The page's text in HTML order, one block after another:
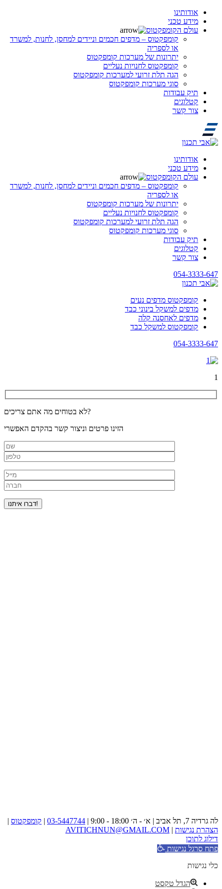
אודותינו
מידע טכני
עולם הקומפקטוס
קומפקטוס – מדפים חכמים וניידים למחסן, לחנות, למשרד
או לספריה
יתרונות של מערכות קומפקטוס
קומפקטוס לחנויות נעליים
הגה תלת זרועי למערכות קומפקטוס
סוגי מערכות קומפקטוס
תיק עבודות
קטלוגים
צור קשר
אודותינו
מידע טכני
עולם הקומפקטוס
קומפקטוס – מדפים חכמים וניידים למחסן, לחנות, למשרד
או לספריה
יתרונות של מערכות קומפקטוס
קומפקטוס לחנויות נעליים
הגה תלת זרועי למערכות קומפקטוס
סוגי מערכות קומפקטוס
תיק עבודות
קטלוגים
צור קשר
054-3333-647
קומפקטוס מדפים נעים
מדפים למשקל בינוני כבד
מדפים לאחסנה קלה
קומפקטוס למשקל כבד
054-3333-647
1
לא בטוחים מה אתם צריכים?
הזינו פרטים וניצור קשר בהקדם האפשרי
לה גרדיה 7, תל אביב | א׳ - ה׳ 18:00 - 9:00 | 03-5447744
| קומפקטוס |
הצהרת נגישות |
AVITICHNUN@GMAIL.COM
דילוג לתוכן
פתח סרגל נגישות
כלי נגישות
הגדל טקסט